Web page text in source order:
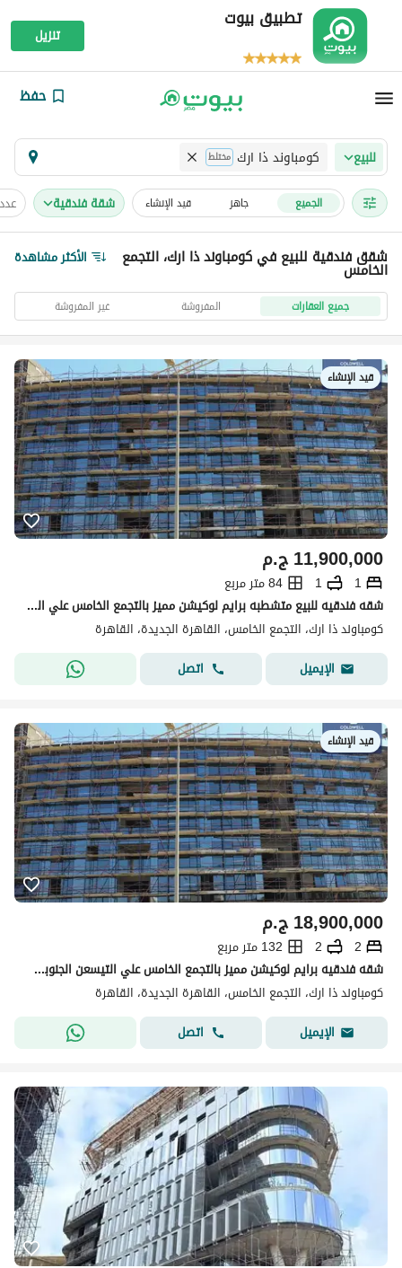
تطبيق بيوت
تنزيل
حفظ
للبيع كومباوند ذا ارك مختلط
الجميع جاهز قيد الإنشاء شقة فندقية
شقق فندقية للبيع في كومباوند ذا ارك، التجمع
الخامس الأكثر مشاهدة
جميع العقارات المفروشة غير المفروشة
قيد الإنشاء
ج.م11,900,000
1
1
84 متر مربع
شقه فندقيه للبيع متشطبه برايم لوكيشن مميز بالتجمع الخامس علي التيسعن الجنوبي the ark
كومباوند ذا ارك، التجمع الخامس، القاهرة الجديدة، القاهرة
الإيميل
اتصل
قيد الإنشاء
ج.م18,900,000
2
2
132 متر مربع
شقه فندقيه برايم لوكيشن مميز بالتجمع الخامس علي التيسعن الجنوبي the ark
كومباوند ذا ارك، التجمع الخامس، القاهرة الجديدة، القاهرة
الإيميل
اتصل